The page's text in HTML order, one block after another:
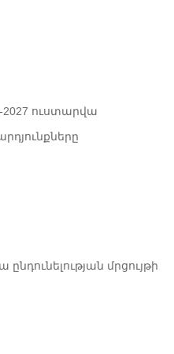
2027 ուստարվա
մրցույթի